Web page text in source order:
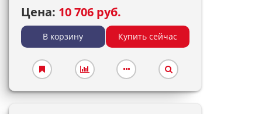
Цена: 10 706 руб.
В корзину Купить сейчас